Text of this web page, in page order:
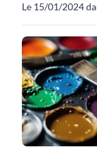
Le 15/01/2024